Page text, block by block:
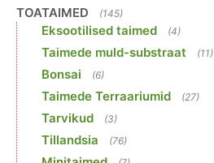
TOATAIMED (145)
Eksootilised taimed (4)
Taimede muld-substraat (11)
Bonsai (6)
Taimede Terraariumid (27)
Tarvikud (3)
Tillandsia (76)